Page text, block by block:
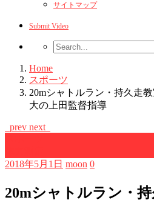
サイトマップ
Submit Video
Home
スポーツ
20mシャトルラン・持久走
大の上田監督指導
prev next
2018年5月1日 moon 0
20mシャトルラン・